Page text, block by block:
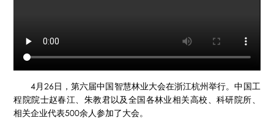
4月26日，第六届中国智慧林业大会在浙江杭州举行。中国工
程院院士赵春江、朱教君以及全国各林业相关高校、科研院所、
相关企业代表500余人参加了大会。